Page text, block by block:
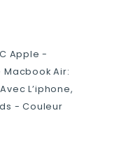
Apple -
Macbook Air:
L’iphone,
- Couleur